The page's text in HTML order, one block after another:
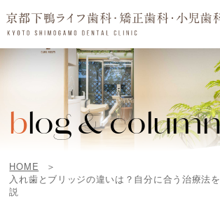
b log &
HOME
入れ歯とブリッジの違いは？自分に合う治療法
説